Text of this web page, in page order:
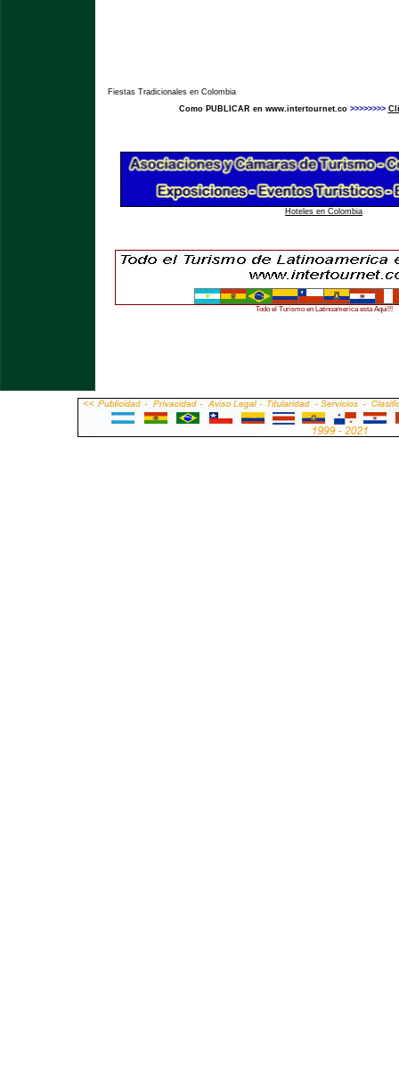
Fiestas Tradicionales en Colombia
Como PUBLICAR en www.intertournet.co >>>>>>>>
Hoteles en Colombia
Todo el Turismo en Latinoamerica esta Aqui!!!